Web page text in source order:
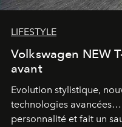
LIFESTYLE
Volkswagen NEW
avant
Evolution stylistique,
technologies
personnalité et fait un